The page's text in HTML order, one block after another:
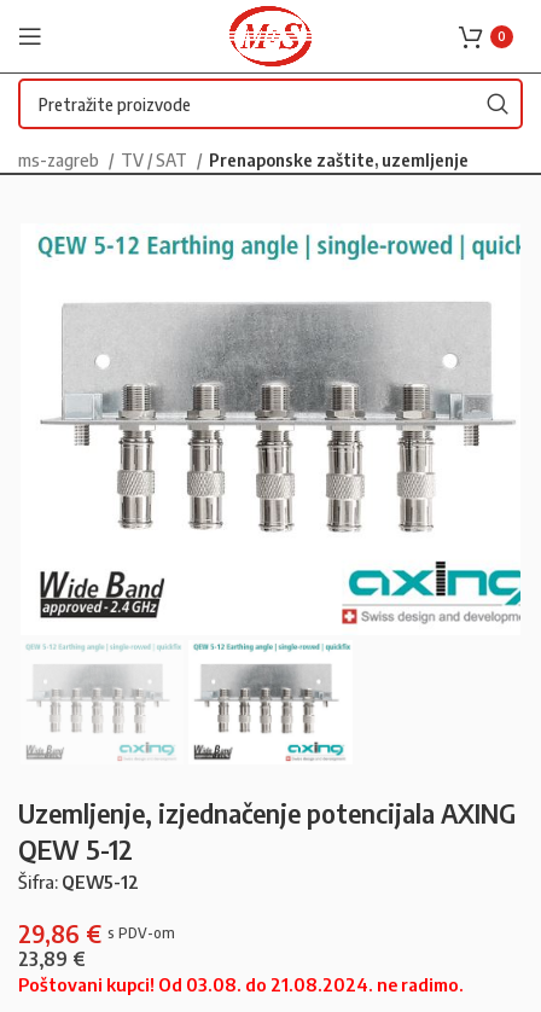
0
ms-zagreb TV / SAT Prenaponske zaštite, uzemljenje
Uzemljenje, izjednačenje potencijala AXING
QEW 5-12
Šifra: QEW5-12
29,86 €
23,89 €
Poštovani kupci! Od 03.08. do 21.08.2024. ne radimo.